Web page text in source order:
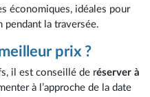
économiques, idéales pour
pendant la traversée.
prix ?
il est conseillé de réserver à
à l’approche de la date